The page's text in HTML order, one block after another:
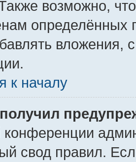
возможно,
определённых
вложения,
к началу
свод правил.